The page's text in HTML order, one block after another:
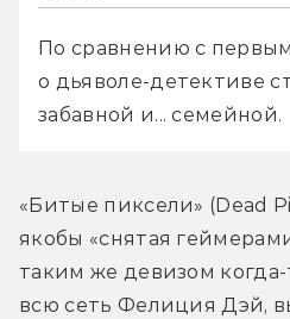
По сравнению с
о дьяволе-детективе
забавной и... семейной.
«Битые пиксели» (Dead
якобы «снятая
таким же девизом когда-
всю сеть Фелиция Дэй,